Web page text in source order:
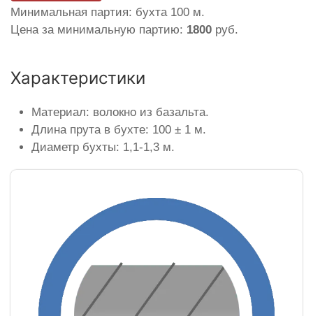
Минимальная партия: бухта 100 м.
Цена за минимальную партию: 1800 руб.
Характеристики
Материал: волокно из базальта.
Длина прута в бухте: 100 ± 1 м.
Диаметр бухты: 1,1-1,3 м.